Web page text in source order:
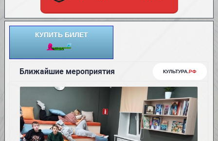
КУПИТЬ БИЛЕТ